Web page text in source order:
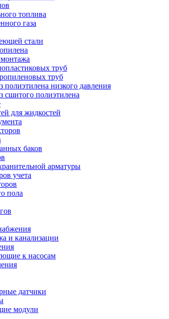
топлива
газа
стали
труб
труб
полиэтилена низкого давления
сшитого полиэтилена
для жидкостей
баков
арматуры
учета
пола
и канализации
к насосам
датчики
модули